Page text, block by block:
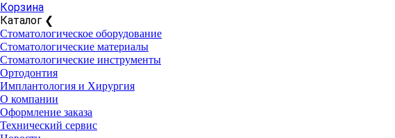
Корзина
Каталог ❮
Стоматологическое оборудование
Стоматологические материалы
Стоматологические инструменты
Ортодонтия
Имплантология и Хирургия
О компании
Оформление заказа
Технический сервис